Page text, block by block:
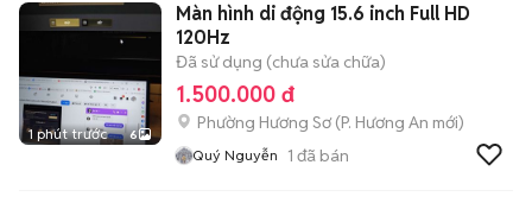
1 phút trước 6
Màn hình di động 15.6 inch Full HD
120Hz
Đã sử dụng (chưa sửa chữa)
1.500.000 đ
Phường Hương Sơ(P. Hương An mới)
Quý Nguyễn 1 đã bán